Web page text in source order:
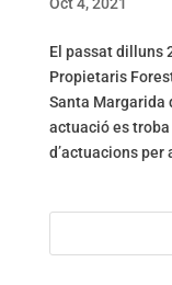
Oct 4, 2021
El passat dilluns
Propietaris
Santa Margarida
actuació es troba
d’actuacions